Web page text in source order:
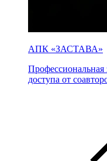
АПК «ЗАСТАВА»
Профессиональная
доступа от